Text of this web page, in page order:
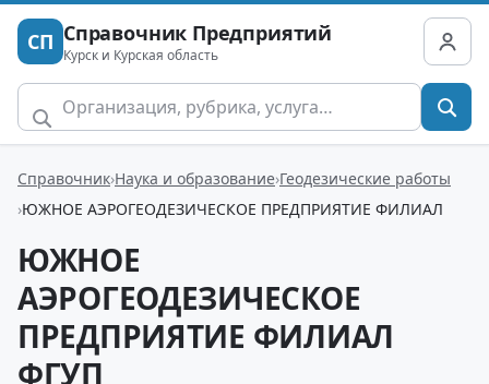
СП Справочник Предприятий
Курск и Курская область
Справочник Наука и образование Геодезические работы
ЮЖНОЕ АЭРОГЕОДЕЗИЧЕСКОЕ ПРЕДПРИЯТИЕ ФИЛИАЛ
ЮЖНОЕ
АЭРОГЕОДЕЗИЧЕСКОЕ
ПРЕДПРИЯТИЕ ФИЛИАЛ
ФГУП